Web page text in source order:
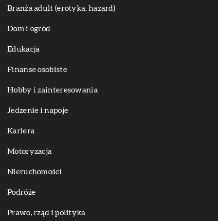
Branża adult (erotyka, hazard)
Dom i ogród
Edukacja
Finanse osobiste
Hobby i zainteresowania
Jedzenie i napoje
Kariera
Motoryzacja
Nieruchomości
Podróże
Prawo, rząd i polityka